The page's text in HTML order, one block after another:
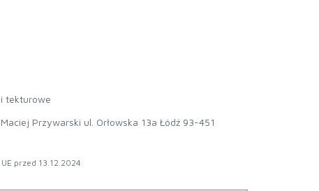
tekturowe
Przywarski ul. Orłowska 13a Łódź 93-451
przed 13.12.2024